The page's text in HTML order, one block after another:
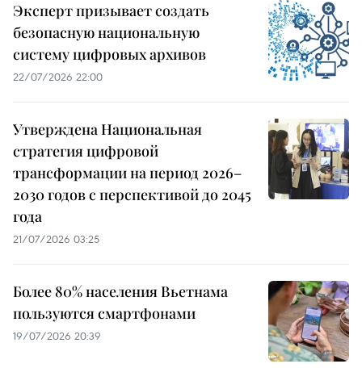
Эксперт призывает создать
безопасную национальную
систему цифровых архивов
22/07/2026 22:00
Утверждена Национальная
стратегия цифровой
трансформации на период 2026–
2030 годов с перспективой до 2045
года
21/07/2026 03:25
Более 80% населения Вьетнама
пользуются смартфонами
19/07/2026 20:39